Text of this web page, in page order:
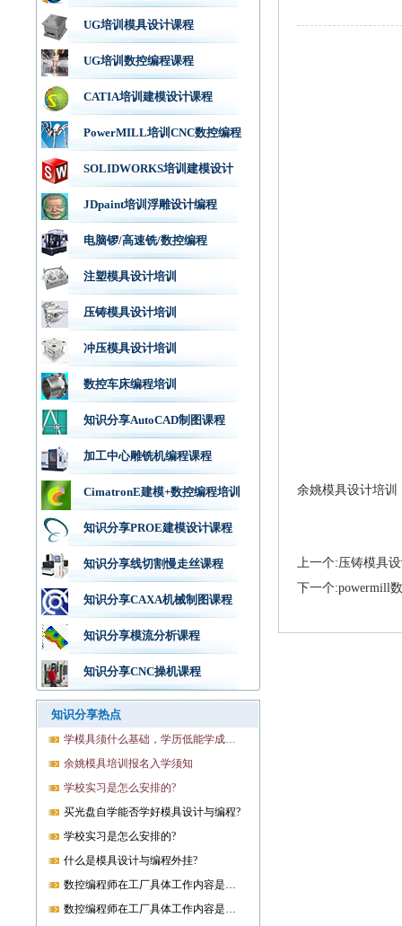
UG培训模具设计课程
UG培训数控编程课程
CATIA培训建模设计课程
PowerMILL培训CNC数控编程
SOLIDWORKS培训建模设计
JDpaint培训浮雕设计编程
电脑锣/高速铣/数控编程
注塑模具设计培训
压铸模具设计培训
冲压模具设计培训
数控车床编程培训
知识分享AutoCAD制图课程
加工中心雕铣机编程课程
CimatronE建模+数控编程培训
知识分享PROE建模设计课程
知识分享线切割慢走丝课程
知识分享CAXA机械制图课程
知识分享模流分析课程
知识分享CNC操机课程
知识分享热点
学模具须什么基础，学历低能学成就业吗?
余姚模具培训报名入学须知
学校实习是怎么安排的?
买光盘自学能否学好模具设计与编程?
学校实习是怎么安排的?
什么是模具设计与编程外挂?
数控编程师在工厂具体工作内容是什么?
数控编程师在工厂具体工作内容是什么?
余姚模具设计培训
上一个:压铸模具
下一个:powermill